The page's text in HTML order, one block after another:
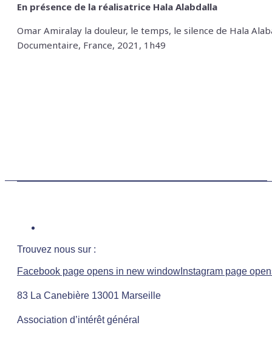
En présence de la réalisatrice Hala Alabdalla
Omar Amiralay la douleur, le temps, le silence de Hala
Documentaire, France, 2021, 1h49
Trouvez nous sur :
Facebook page opens in new window Instagram page
83 La Canebière 13001 Marseille
Association d’intérêt général